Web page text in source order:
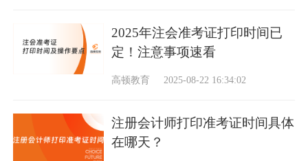
2025年注会准考证打印时间已
定！注意事项速看
高顿教育 2025-08-22 16:34:02
注册会计师打印准考证时间具体
在哪天？